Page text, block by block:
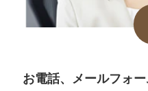
お電話、メールフォー